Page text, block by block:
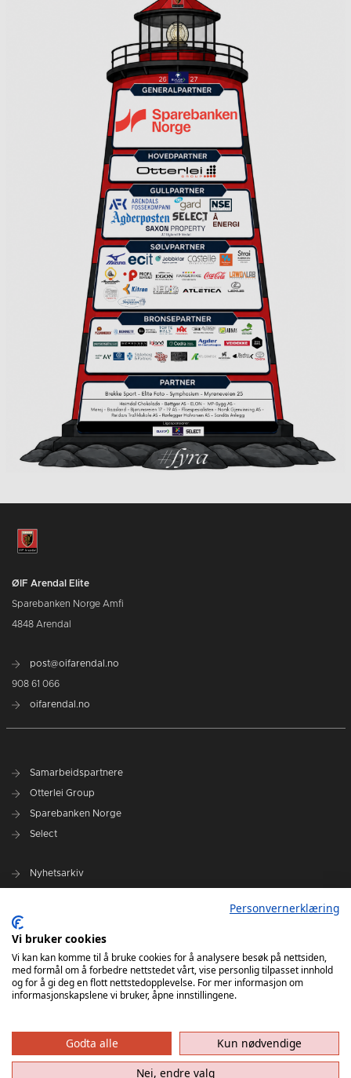
ØIF Arendal Elite
Sparebanken Norge Amfi
4848 Arendal
post@oifarendal.no
908 61 066
oifarendal.no
Samarbeidspartnere
Otterlei Group
Sparebanken Norge
Select
Nyhetsarkiv
Administrasjon
Styret
Personvernerklæring
Vi bruker cookies
Vi kan kan komme til å bruke cookies for å analysere besøk på nettsiden,
med formål om å forbedre nettstedet vårt, vise personlig tilpasset innhold
og for å gi deg en flott nettstedopplevelse. For mer informasjon om
informasjonskapslene vi bruker, åpne innstillingene.
Godta alle
Kun nødvendige
Nei, endre valg